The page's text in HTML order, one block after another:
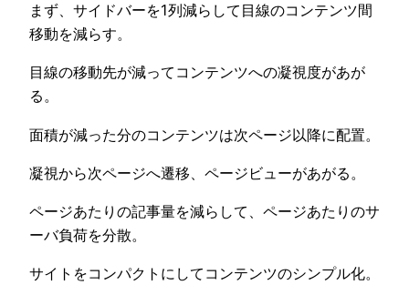
まず、サイドバーを1列減らして目線のコンテンツ間
移動を減らす。
目線の移動先が減ってコンテンツへの凝視度があが
る。
面積が減った分のコンテンツは次ページ以降に配置。
凝視から次ページへ遷移、ページビューがあがる。
ページあたりの記事量を減らして、ページあたりのサ
ーバ負荷を分散。
サイトをコンパクトにしてコンテンツのシンプル化。